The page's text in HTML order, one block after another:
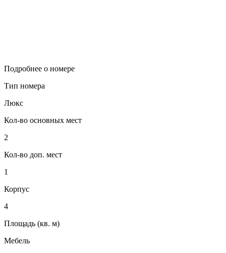
Подробнее о номере
Тип номера
Люкс
Кол-во основных мест
2
Кол-во доп. мест
1
Корпус
4
Площадь (кв. м)
Мебель